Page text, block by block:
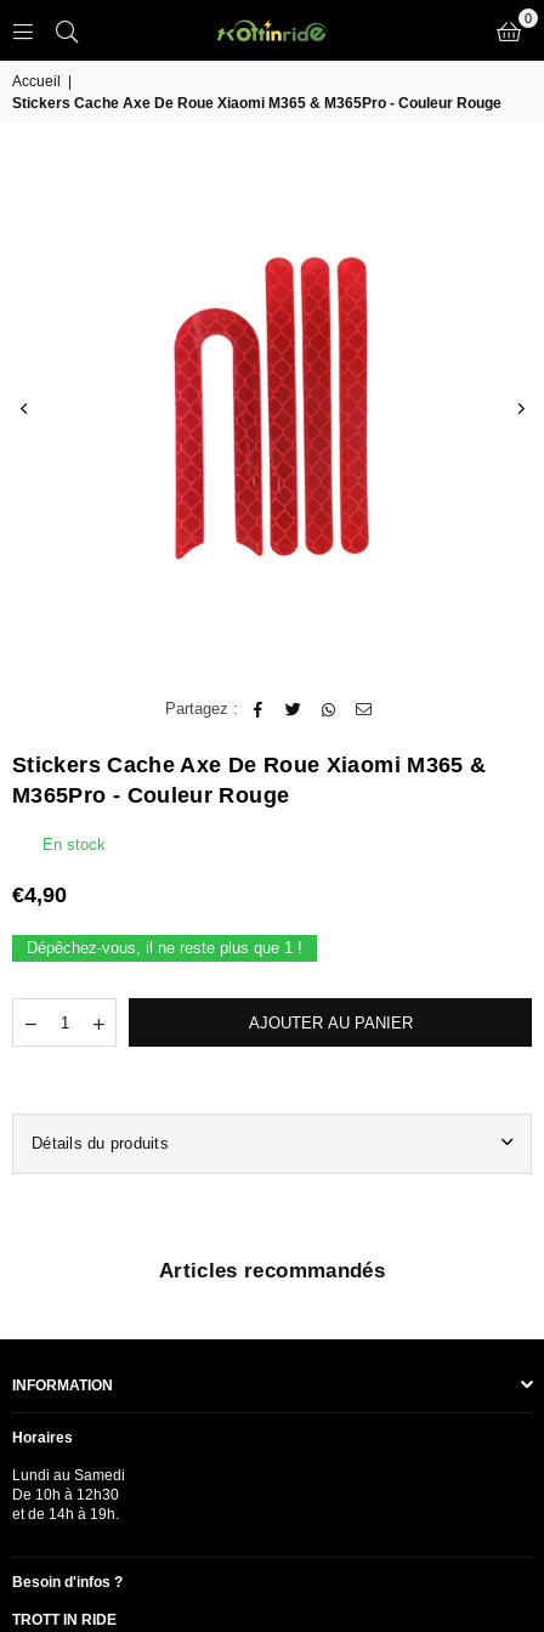
RIDE
0
Accueil
Stickers Cache Axe De Roue Xiaomi M365 & M365Pro - Couleur Rouge
Partagez :
Stickers Cache Axe De Roue Xiaomi M365 &
M365Pro - Couleur Rouge
En stock
Prix
€4,90
Dépêchez-vous, il ne reste plus que 1 !
Translation
missing:
Translation
missing:
AJOUTER AU PANIER
Détails du produits
Articles recommandés
INFORMATION
Horaires
Lundi au Samedi
De 10h à 12h30
et de 14h à 19h.
Besoin d'infos ?
TROTT IN RIDE